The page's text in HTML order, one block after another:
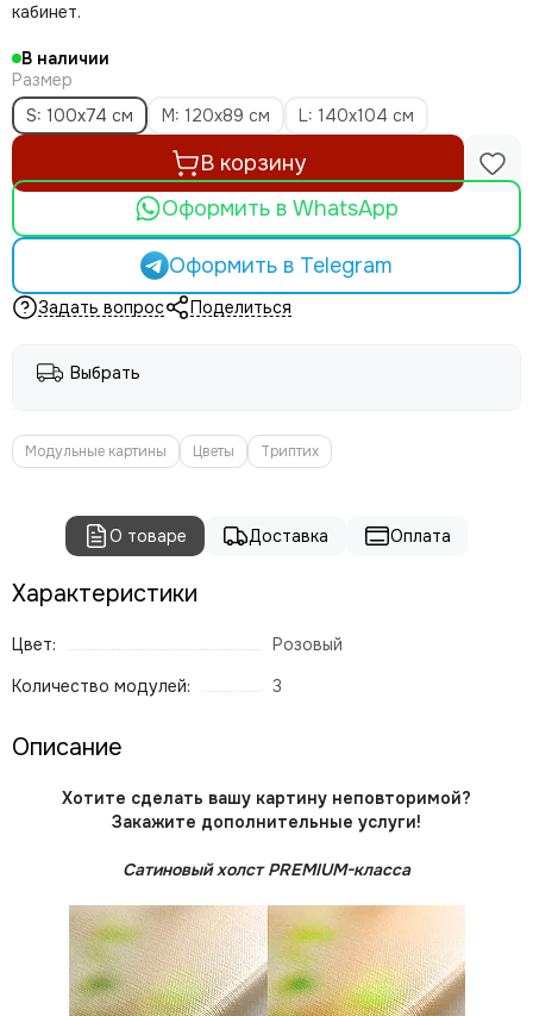
кабинет.
В наличии
Размер
S: 100x74 см
M: 120x89 см L: 140x104 см
В корзину
Оформить в WhatsApp
Оформить в Telegram
Задать вопрос Поделиться
Выбрать
Модульные картины Цветы Триптих
О товаре Доставка Оплата
Характеристики
Цвет:
Розовый
Количество модулей:
3
Описание
Хотите сделать вашу картину неповторимой?
Закажите дополнительные услуги!
Сатиновый холст PREMIUM-класса